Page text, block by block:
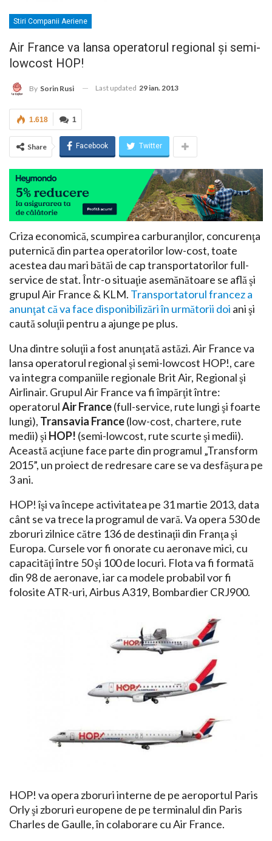
Stiri Companii Aeriene
Air France va lansa operatorul regional şi semi-
lowcost HOP!
By Sorin Rusi Last updated 29 ian. 2013
1
1.618
Share Facebook Twitter
Criza economică, scumpirea carburanţilor, concurenţa
puternică din partea operatorilor low-cost, toate
acestea dau mari bătăi de cap transportatorilor full-
service de stat. Într-o situaţie asemănătoare se află şi
grupul Air France & KLM. Transportatorul francez a
anunţat că va face disponibilizări în următorii doi ani şi
caută soluţii pentru a ajunge pe plus.
Una dintre soluţii a fost anunţată astăzi. Air France va
lansa operatorul regional şi semi-lowcost HOP!, care
va integra companiile regionale Brit Air, Regional şi
Airlinair. Grupul Air France va fi împărţit între:
operatorulAir France(full-service, rute lungi şi foarte
lungi), Transavia France(low-cost, chartere, rute
medii) şi HOP! (semi-lowcost, rute scurte şi medii).
Această acţiune face parte din programul „Transform
2015”, un proiect de redresare care se va desfăşura pe
3 ani.
HOP! îşi va începe activitatea pe 31 martie 2013, data
cânt se va trece la programul de vară. Va opera 530 de
zboruri zilnice către 136 de destinaţii din Franţa şi
Europa. Cursele vor fi onorate cu aeronave mici, cu
capacităţi între 50 şi 100 de locuri. Flota va fi formată
din 98 de aeronave, iar ca modele probabil vor fi
folosite ATR-uri, Airbus A319, Bombardier CRJ900.
HOP! va opera zboruri interne de pe aeroportul Paris
Orly şi zboruri europene de pe terminalul din Paris
Charles de Gaulle, în colaborare cu Air France.